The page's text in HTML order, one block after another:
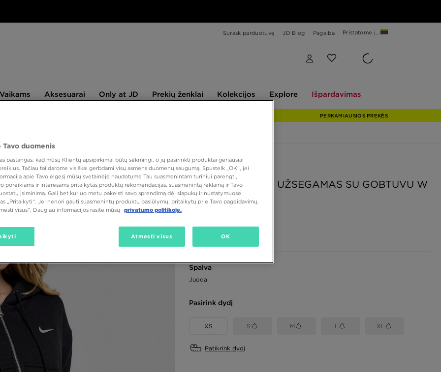
Surask parduotuvę JD Blog Pagalba Pristatome į...
Aksesuarai
at
Only at JD
ženklai
Prekių ženklai Kolekcijos Explore Išpardavimas
PERKAMIAUSIOS PREKĖS
Speciali prekė
NIKE DŽEMPERIS UŽSEGAMAS SU GOBTUVU W
NSW PHNX FLC
65,00 €
Spalva
Juoda
Pasirink dydį
XS S M L XL
Patikrink dydį
Tavo duomenis
pastangas, kad mūsų Klientų apsipirkimai būtų sėkmingi, o jų pasirinkti produktai geriausiai
Tačiau tai darome visiškai gerbdami visų asmens duomenų saugumą. Spustelk „OK“, jei
apie Tavo elgesį mūsų svetainėje naudotume Tau suasmenintam turiniui parengti,
poreikiams ir interesams pritaikytas produktų rekomendacijas, suasmenintą reklamą ir Tavo
įsiminimą. Gali bet kuriuo metu pakeisti savo sprendimą dėl slapukų ir nustatymuose
„Pritaikyti“. Jei nenori gauti suasmenintų produktų pasiūlymų, pritaikytų prie Tavo pageidavimų,
visus”. Daugiau informacijos rasite mūsų
privatumo politikoje.
Atmesti visus OK